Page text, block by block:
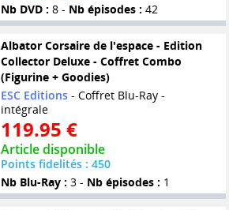
Nb DVD : 8 - Nb épisodes : 42
Albator Corsaire de l'espace - Edition
Collector Deluxe - Coffret Combo
(Figurine + Goodies)
ESC Editions- Coffret Blu-Ray -
intégrale
119.95 €
Article disponible
Points fidelités : 450
Nb Blu-Ray : 3 - Nb épisodes : 1